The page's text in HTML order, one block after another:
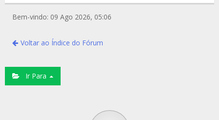
Bem-vindo: 09 Ago 2026, 05:06
Voltar ao Índice do Fórum
Ir Para